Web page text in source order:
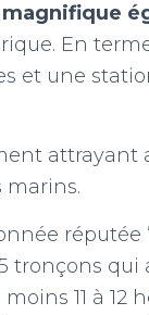
En
et une
attrayant
marins.
réputée
tronçons
11 à 12